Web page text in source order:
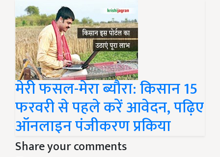
मेरी फसल-मेरा ब्यौरा: किसान 15
फरवरी से पहले करें आवेदन, पढ़िए
ऑनलाइन पंजीकरण प्रकिया
Share your comments